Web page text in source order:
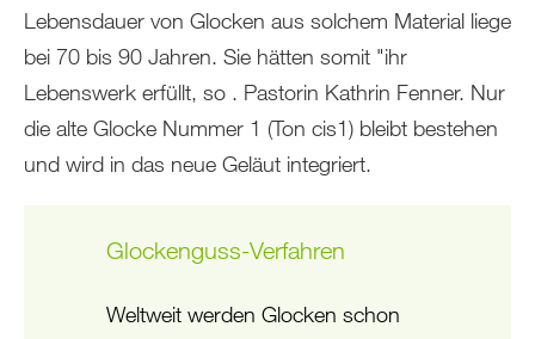
Lebensdauer von Glocken aus solchem Material liege
bei 70 bis 90 Jahren. Sie hätten somit "ihr
Lebenswerk erfüllt, so . Pastorin Kathrin Fenner. Nur
die alte Glocke Nummer 1 (Ton cis1) bleibt bestehen
und wird in das neue Geläut integriert.
Glockenguss-Verfahren
Weltweit werden Glocken schon